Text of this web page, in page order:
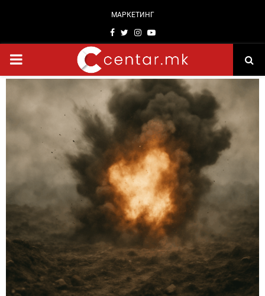
МАРКЕТИНГ
Facebook
TwitterInstagram
Youtube
PRIMARY
MENU